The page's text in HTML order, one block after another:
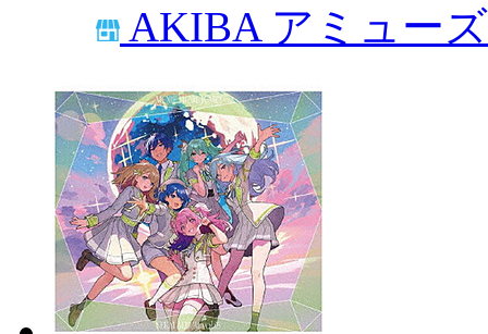
AKIBA アミュー